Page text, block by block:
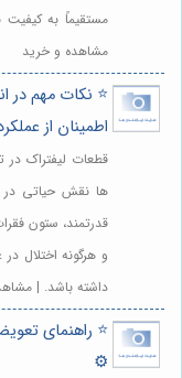
مستقیماً به
مشاهده و خرید
⭐️ نکات مهم در
اطمینان از
قطعات لیفتراک در
ها نقش حیاتی در
قدرتمند، ستون
و هرگونه اختلال
داشته باشد. |
⭐️ راهنمای
⚙️